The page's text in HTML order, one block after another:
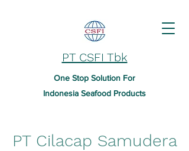
PT CSFI Tbk
One Stop Solution For
Indonesia Seafood Products
PT Cilacap Samudera